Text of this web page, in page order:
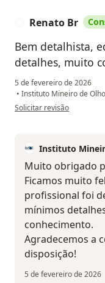
Renato Br
Bem detalhista,
detalhes, muito
5 de fevereiro de 2026
• Instituto Mineiro de
na opinião do utilizador
Solicitar revisão
Instituto
Muito obrigado
Ficamos muito
profissional foi
mínimos
conhecimento.
Agradecemos a
disposição!
5 de fevereiro de 2026